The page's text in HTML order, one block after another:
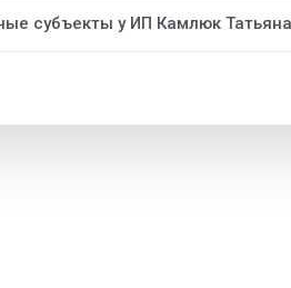
субъекты у ИП Камлюк